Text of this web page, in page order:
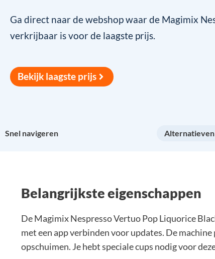
Ga direct naar de webshop waar de Magimix
verkrijbaar is voor de laagste prijs.
Bekijk laagste prijs
Snel navigeren Alternatieven
Belangrijkste eigenschappen
De Magimix Nespresso Vertuo Pop Liquorice
met een app verbinden voor updates. De
opschuimen. Je hebt speciale cups nodig voor